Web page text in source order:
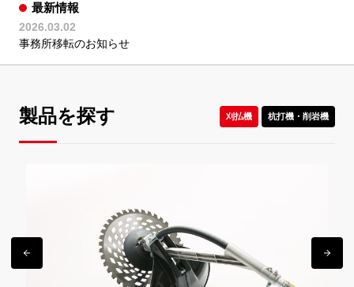
最新情報
2026.03.02
事務所移転のお知らせ
製品を探す 刈払機 杭打機・削岩機